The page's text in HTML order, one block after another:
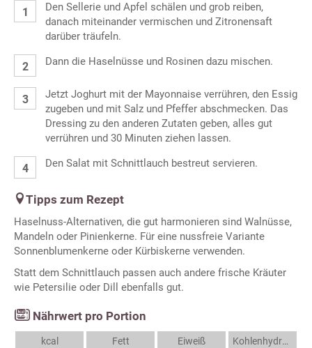
Den Sellerie und Apfel schälen und grob reiben,
danach miteinander vermischen und Zitronensaft
darüber träufeln.
Dann die Haselnüsse und Rosinen dazu mischen.
Jetzt Joghurt mit der Mayonnaise verrühren, den Essig
zugeben und mit Salz und Pfeffer abschmecken. Das
Dressing zu den anderen Zutaten geben, alles gut
verrühren und 30 Minuten ziehen lassen.
Den Salat mit Schnittlauch bestreut servieren.
Tipps zum Rezept
Haselnuss-Alternativen, die gut harmonieren sind Walnüsse,
Mandeln oder Pinienkerne. Für eine nussfreie Variante
Sonnenblumenkerne oder Kürbiskerne verwenden.
Statt dem Schnittlauch passen auch andere frische Kräuter
wie Petersilie oder Dill ebenfalls gut.
Nährwert pro Portion
kcal
Fett
Eiweiß
Kohlenhydrate